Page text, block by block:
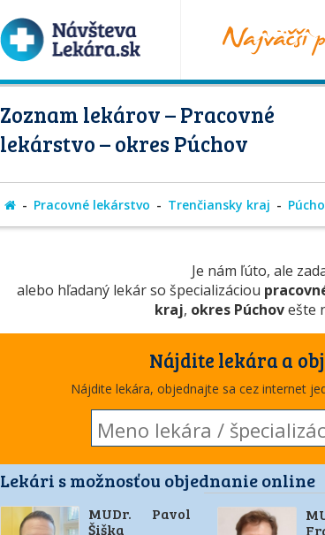
Zoznam lekárov – Pracovné
lekárstvo – okres Púchov
Pracovné lekárstvo Trenčiansky kraj
Je nám ľúto, ale
alebo hľadaný lekár so špecializáciou
kraj, okres Púchovešte
Nájdite lekára a
Nájdite lekára, objednajte sa cez internet
Lekári s možnosťou objednanie online
MUDr. Pavol
Šiška